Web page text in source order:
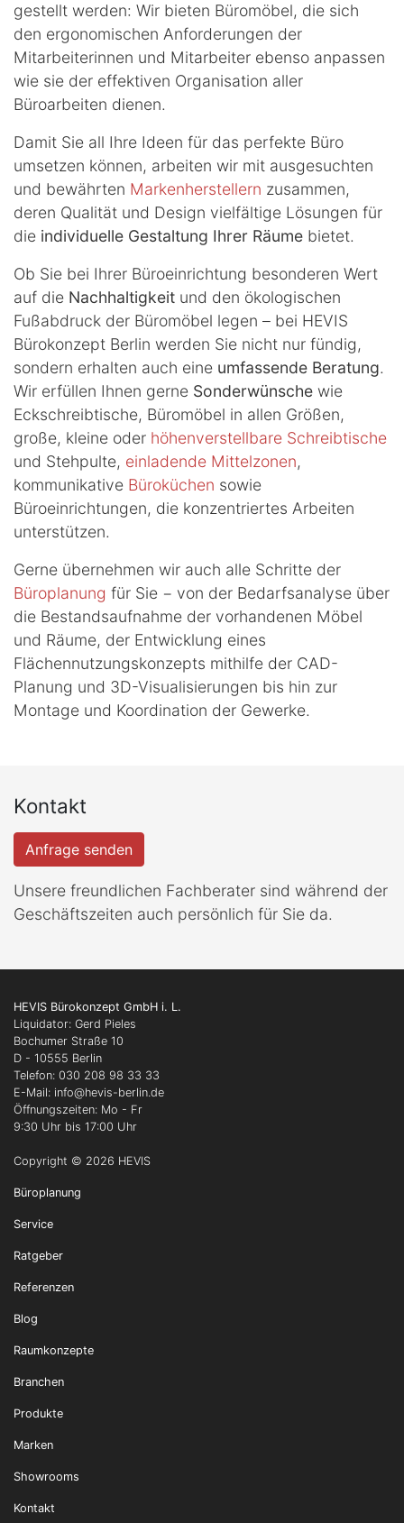
gestellt werden: Wir bieten Büromöbel, die sich
den ergonomischen Anforderungen der
Mitarbeiterinnen und Mitarbeiter ebenso anpassen
wie sie der effektiven Organisation aller
Büroarbeiten dienen.
Damit Sie all Ihre Ideen für das perfekte Büro
umsetzen können, arbeiten wir mit ausgesuchten
und bewährten Markenherstellern zusammen,
deren Qualität und Design vielfältige Lösungen für
die individuelle Gestaltung Ihrer Räume bietet.
Ob Sie bei Ihrer Büroeinrichtung besonderen Wert
auf die Nachhaltigkeit und den ökologischen
Fußabdruck der Büromöbel legen – bei HEVIS
Bürokonzept Berlin werden Sie nicht nur fündig,
sondern erhalten auch eine umfassende Beratung.
Wir erfüllen Ihnen gerne Sonderwünsche wie
Eckschreibtische, Büromöbel in allen Größen,
große, kleine oder höhenverstellbare Schreibtische
und Stehpulte, einladende Mittelzonen,
kommunikative Büroküchen sowie
Büroeinrichtungen, die konzentriertes Arbeiten
unterstützen.
Gerne übernehmen wir auch alle Schritte der
Büroplanung für Sie − von der Bedarfsanalyse über
die Bestandsaufnahme der vorhandenen Möbel
und Räume, der Entwicklung eines
Flächennutzungskonzepts mithilfe der CAD-
Planung und 3D-Visualisierungen bis hin zur
Montage und Koordination der Gewerke.
Kontakt
Anfrage senden
Unsere freundlichen Fachberater sind während der
Geschäftszeiten auch persönlich für Sie da.
HEVIS Bürokonzept GmbH i. L.
Liquidator: Gerd Pieles
Bochumer Straße 10
D - 10555 Berlin
Telefon: 030 208 98 33 33
E-Mail: info@hevis-berlin.de
Öffnungszeiten: Mo - Fr
9:30 Uhr bis 17:00 Uhr
Copyright © 2026 HEVIS
Büroplanung
Service
Ratgeber
Referenzen
Blog
Raumkonzepte
Branchen
Produkte
Marken
Showrooms
Kontakt